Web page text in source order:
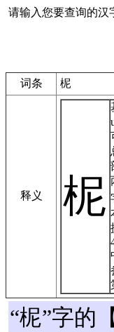
请输入您要查询的汉
词条 柅
释义 柅
“柅”字的